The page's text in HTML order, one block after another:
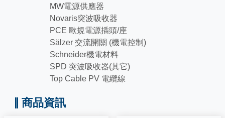
MW電源供應器
Novaris突波吸收器
PCE 歐規電源插頭/座
Sälzer 交流開關 (機電控制)
Schneider機電材料
SPD 突波吸收器(其它)
Top Cable PV 電纜線
商品資訊